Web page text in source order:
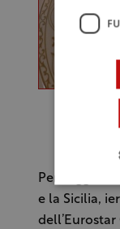
Per
e la Sicilia,